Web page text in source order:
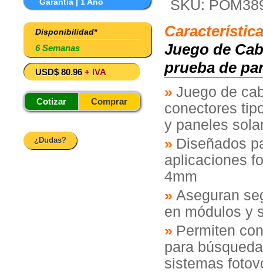
Disponibilidad*
6 Semanas
USD$ 80.96 + IVA
Cotizar Comprar
¿Dudas?
SKU:
Juego de
prueba de
Juego de
conectores
y paneles
Diseñados
aplicaciones
4mm
Aseguran
en módulos y
Permiten
para
sistemas